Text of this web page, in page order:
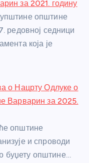
за 2021. годину
општине
редовној седници
која је
о Нацрту Одлуке о
Варварин за 2025.
општине
и спроводи
буџету општине…